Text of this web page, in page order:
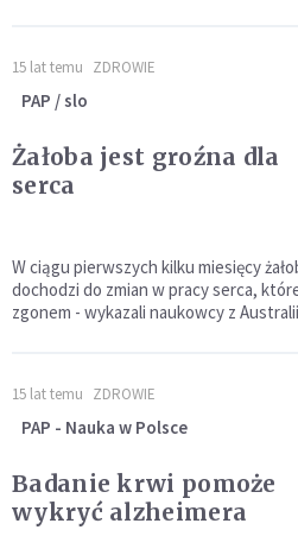
15 lat temu ZDROWIE
PAP / slo
Żałoba jest groźna dla
serca
W ciągu pierwszych kilku miesięcy
dochodzi do zmian w pracy serca,
zgonem - wykazali naukowcy z
15 lat temu ZDROWIE
PAP - Nauka w Polsce
Badanie krwi pomoże
wykryć alzheimera